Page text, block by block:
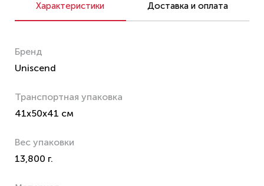
Характеристики Доставка и оплата
Бренд
Uniscend
Транспортная упаковка
41x50x41 см
Вес упаковки
13,800 г.